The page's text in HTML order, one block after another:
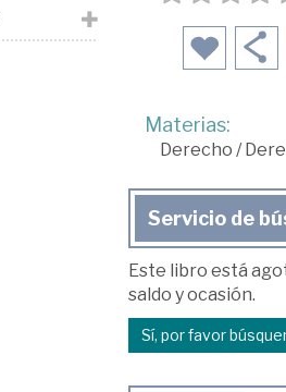
Materias:
Derecho /
Servicio de
Este libro está
saldo y ocasión.
Sí, por favor